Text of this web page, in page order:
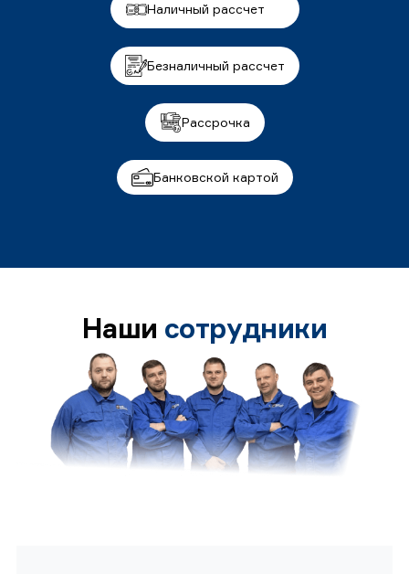
Наличный рассчет
Безналичный рассчет
Рассрочка
Банковской картой
Наши сотрудники